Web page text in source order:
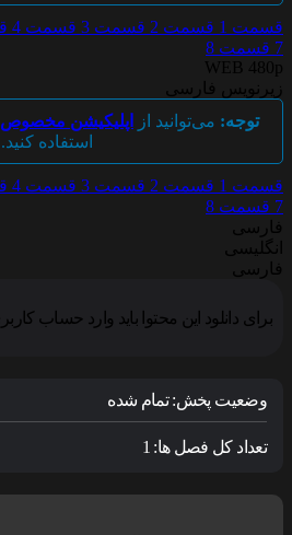
1 قسمت 2 قسمت 3 قسمت 4
قسمت 8
WEB
فارسی
توجه:می‌توانید ازاپلیکیشن مخصوص
استفاده کنید.
1 قسمت 2 قسمت 3 قسمت 4
قسمت 8
برای دانلود این محتوا باید وارد حساب
وضعیت پخش: تمام شده
تعداد کل فصل ها:1